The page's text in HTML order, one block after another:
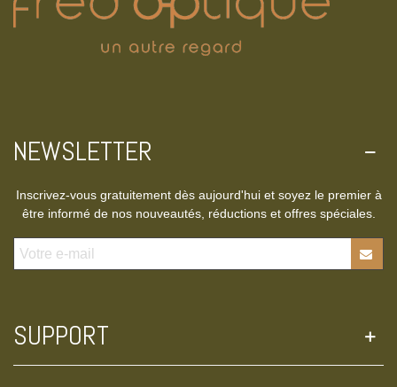
NEWSLETTER
Inscrivez-vous gratuitement dès aujourd'hui et soyez le premier à
être informé de nos nouveautés, réductions et offres spéciales.
SUPPORT